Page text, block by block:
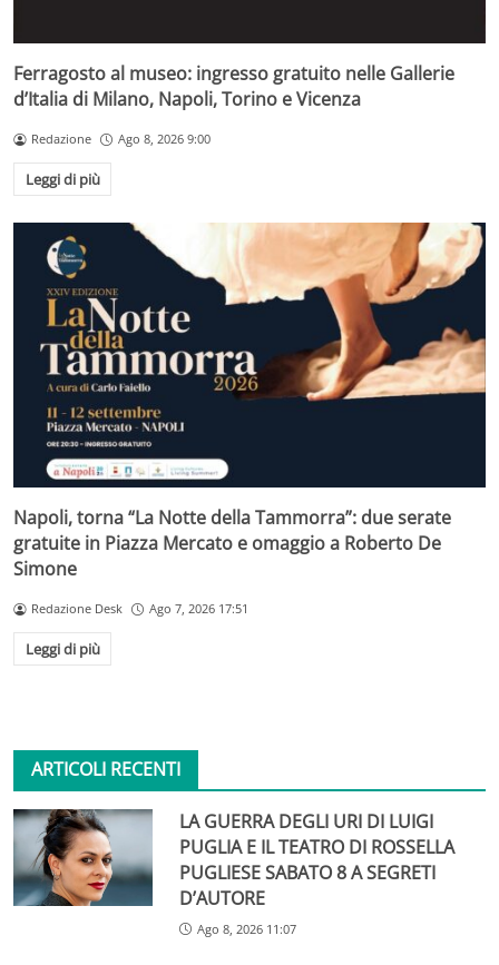
Ferragosto al museo: ingresso gratuito nelle Gallerie
d’Italia di Milano, Napoli, Torino e Vicenza
Redazione Ago 8, 2026 9:00
Leggi di più
Napoli, torna “La Notte della Tammorra”: due serate
gratuite in Piazza Mercato e omaggio a Roberto De
Simone
Redazione Desk Ago 7, 2026 17:51
Leggi di più
ARTICOLI RECENTI
LA GUERRA DEGLI URI DI LUIGI
PUGLIA E IL TEATRO DI ROSSELLA
PUGLIESE SABATO 8 A SEGRETI
D’AUTORE
Ago 8, 2026 11:07